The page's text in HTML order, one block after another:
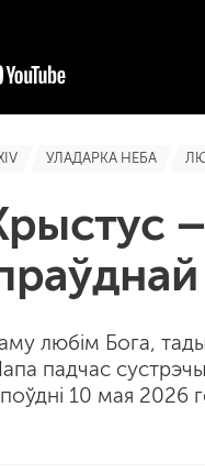
УЛАДАРКА НЕБА
любім Бога,
падчас сустрэчы
10 мая